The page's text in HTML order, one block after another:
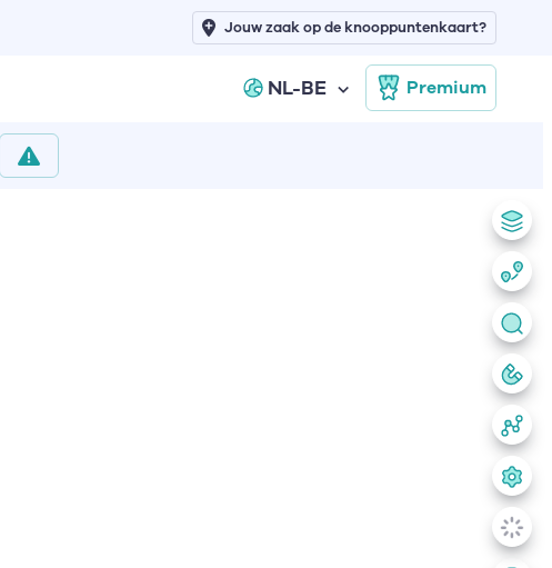
NL-BE Premium
Jouw zaak op de knooppuntenkaart?